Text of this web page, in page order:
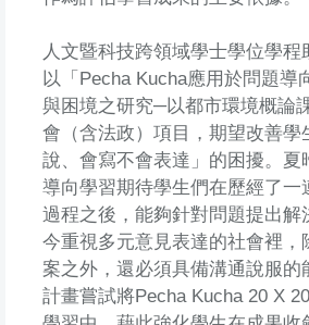
人文暨科技跨領域學士學位學程
以「Pecha Kucha應用於問題導
與困境之研究─以都市環境概論
會（含法政）項目，期望改善學
說、會寫不會表達」的困擾。夏
導向學習期待學生們在歷經了一
過程之後，能夠針對問題提出解
今重視多元意見表達的社會裡，
案之外，還必須具備溝通說服的
計畫嘗試將Pecha Kucha 20 X